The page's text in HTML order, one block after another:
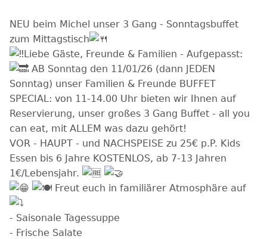
NEU beim Michel unser 3 Gang - Sonntagsbuffet
zum Mittagstisch
Liebe Gäste, Freunde & Familien - Aufgepasst:
AB Sonntag den 11/01/26 (dann JEDEN
Sonntag) unser Familien & Freunde BUFFET
SPECIAL: von 11-14.00 Uhr bieten wir Ihnen auf
Reservierung, unser großes 3 Gang Buffet - all you
can eat, mit ALLEM was dazu gehört!
VOR - HAUPT - und NACHSPEISE zu 25€ p.P. Kids
Essen bis 6 Jahre KOSTENLOS, ab 7-13 Jahren
1€/Lebensjahr.
Freut euch in familiärer Atmosphäre auf
- Saisonale Tagessuppe
- Frische Salate